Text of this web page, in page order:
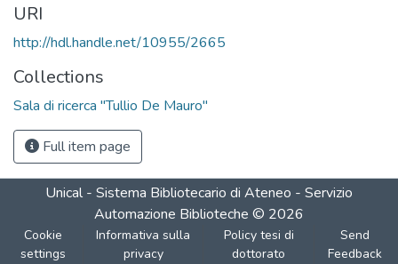
URI
http://hdl.handle.net/10955/2665
Collections
Sala di ricerca "Tullio De Mauro"
Full item page
Unical - Sistema Bibliotecario di Ateneo - Servizio
Automazione Biblioteche © 2026
Cookie
settings
Informativa sulla
privacy
Policy tesi di
dottorato
Send
Feedback